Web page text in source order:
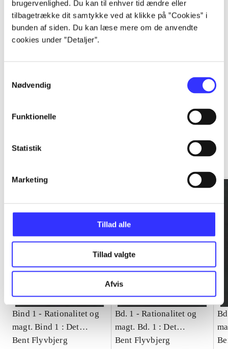
brugervenlighed. Du kan til enhver tid ændre eller
tilbagetrække dit samtykke ved at klikke på ”Cookies” i
bunden af siden. Du kan læse mere om de anvendte
cookies under ”Detaljer”.
Nødvendig
Funktionelle
Statistik
Marketing
Tillad alle
Tillad valgte
Afvis
...
Bind 1 - Rationalitet og
magt. Bind 1 : Det
konkretes videnskab
Bent Flyvbjerg
Bd. 1 -Rationalitet og
magt. Bd. 1 : Det
konkretes videnskab
Bent Flyvbjerg